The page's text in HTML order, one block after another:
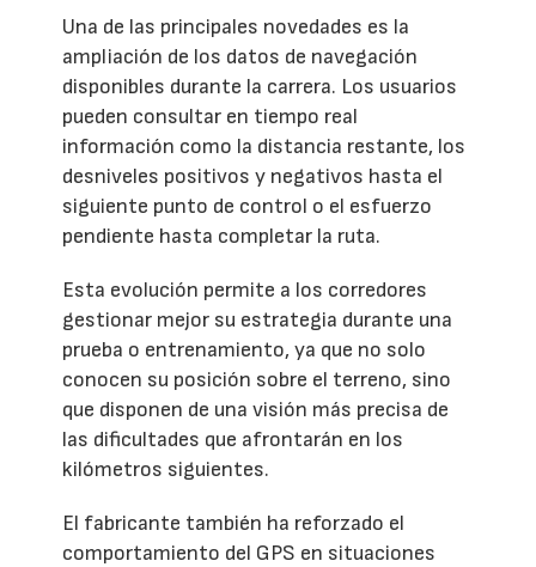
Una de las principales novedades es la
ampliación de los datos de navegación
disponibles durante la carrera. Los usuarios
pueden consultar en tiempo real
información como la distancia restante, los
desniveles positivos y negativos hasta el
siguiente punto de control o el esfuerzo
pendiente hasta completar la ruta.
Esta evolución permite a los corredores
gestionar mejor su estrategia durante una
prueba o entrenamiento, ya que no solo
conocen su posición sobre el terreno, sino
que disponen de una visión más precisa de
las dificultades que afrontarán en los
kilómetros siguientes.
El fabricante también ha reforzado el
comportamiento del GPS en situaciones